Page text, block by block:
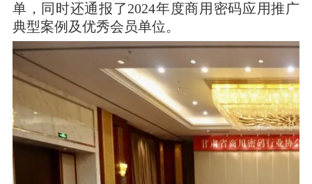
单，同时还通报了2024年度商用密码应用推广
典型案例及优秀会员单位。